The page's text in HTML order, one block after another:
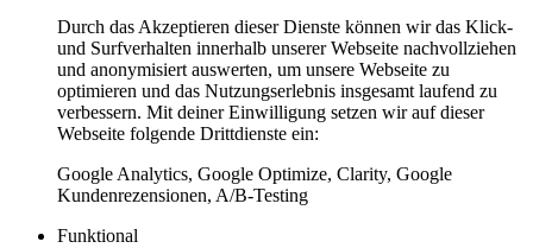
Durch das Akzeptieren dieser Dienste können wir das Klick-
und Surfverhalten innerhalb unserer Webseite nachvollziehen
und anonymisiert auswerten, um unsere Webseite zu
optimieren und das Nutzungserlebnis insgesamt laufend zu
verbessern. Mit deiner Einwilligung setzen wir auf dieser
Webseite folgende Drittdienste ein:
Google Analytics, Google Optimize, Clarity, Google
Kundenrezensionen, A/B-Testing
Funktional